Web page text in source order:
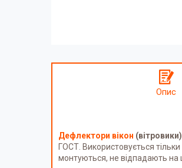
Опис
Дефлектори вікон
ГОСТ. Використовується тільки
монтуються, не відпадають на